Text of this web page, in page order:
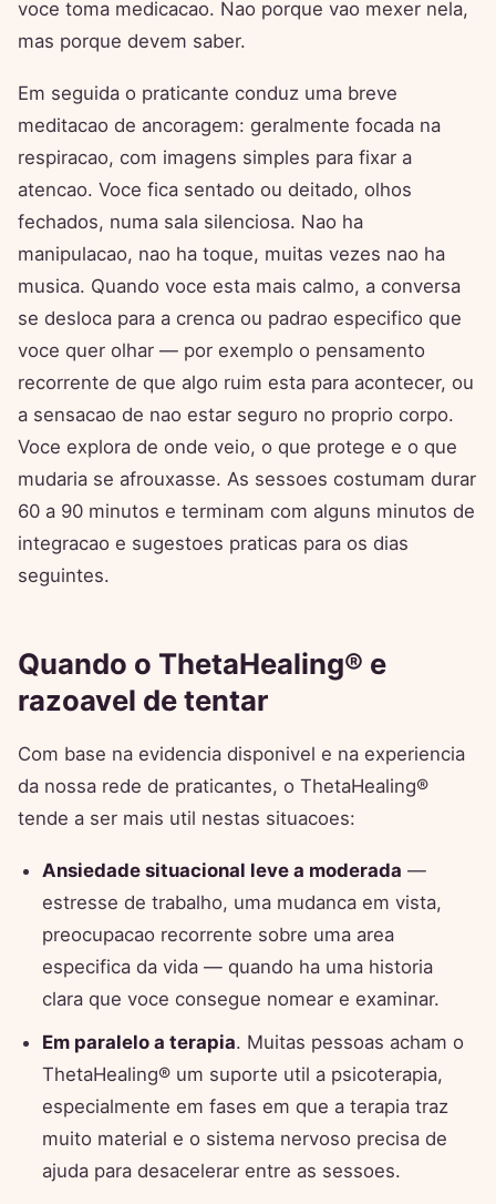
voce toma medicacao. Nao porque vao mexer nela,
mas porque devem saber.
Em seguida o praticante conduz uma breve
meditacao de ancoragem: geralmente focada na
respiracao, com imagens simples para fixar a
atencao. Voce fica sentado ou deitado, olhos
fechados, numa sala silenciosa. Nao ha
manipulacao, nao ha toque, muitas vezes nao ha
musica. Quando voce esta mais calmo, a conversa
se desloca para a crenca ou padrao especifico que
voce quer olhar — por exemplo o pensamento
recorrente de que algo ruim esta para acontecer, ou
a sensacao de nao estar seguro no proprio corpo.
Voce explora de onde veio, o que protege e o que
mudaria se afrouxasse. As sessoes costumam durar
60 a 90 minutos e terminam com alguns minutos de
integracao e sugestoes praticas para os dias
seguintes.
Quando o ThetaHealing® e
razoavel de tentar
Com base na evidencia disponivel e na experiencia
da nossa rede de praticantes, o ThetaHealing®
tende a ser mais util nestas situacoes:
Ansiedade situacional leve a moderada —
estresse de trabalho, uma mudanca em vista,
preocupacao recorrente sobre uma area
especifica da vida — quando ha uma historia
clara que voce consegue nomear e examinar.
Em paralelo a terapia. Muitas pessoas acham o
ThetaHealing® um suporte util a psicoterapia,
especialmente em fases em que a terapia traz
muito material e o sistema nervoso precisa de
ajuda para desacelerar entre as sessoes.